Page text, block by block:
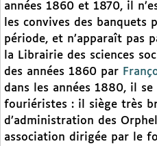
années 1860 et 1870, il
les convives des banquets
période, et n’apparaît pas
la Librairie des sciences
des années 1860 par
dans les années 1880, il
fouriéristes : il siège très
d’administration des
association dirigée par le